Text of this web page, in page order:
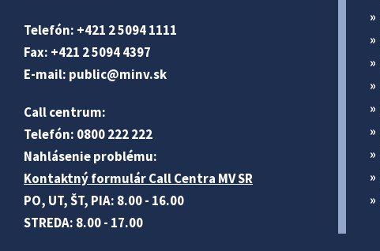
Telefón: +421 2 5094 1111
Fax: +421 2 5094 4397
E-mail: public@minv.sk
Call centrum:
Telefón: 0800 222 222
Nahlásenie problému:
Kontaktný formulár Call Centra MV SR
PO, UT, ŠT, PIA: 8.00 - 16.00
STREDA: 8.00 - 17.00